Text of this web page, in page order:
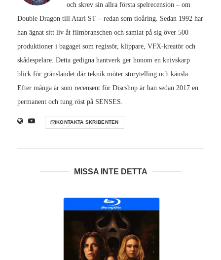
och skrev sin allra första spelrecension – om
Double Dragon till Atari ST – redan som tioåring. Sedan 1992 har
han ägnat sitt liv åt filmbranschen och samlat på sig över 500
produktioner i bagaget som regissör, klippare, VFX-kreatör och
skådespelare. Detta gedigna hantverk ger honom en knivskarp
blick för gränslandet där teknik möter storytelling och känsla.
Efter många år som recensent för Discshop är han sedan 2017 en
permanent och tung röst på SENSES.
KONTAKTA SKRIBENTEN
MISSA INTE DETTA